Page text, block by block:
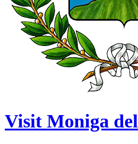
Visit Moniga